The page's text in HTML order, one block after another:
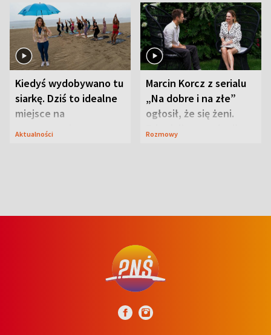
Kiedyś wydobywano tu
siarkę. Dziś to idealne
miejsce na
wypoczynek
Aktualności
Marcin Korcz z serialu
„Na dobre i na złe”
ogłosił, że się żeni.
Zdradził, co zmienił
Rozmowy